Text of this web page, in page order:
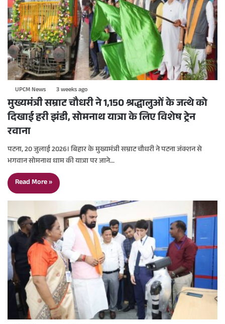
UPCM News 3 weeks ago
मुख्यमंत्री सम्राट चौधरी ने 1,150 श्रद्धालुओं के जत्थे को
दिखाई हरी झंडी, सोमनाथ यात्रा के लिए विशेष ट्रेन
रवाना
पटना, 20 जुलाई 2026। बिहार के मुख्यमंत्री सम्राट चौधरी ने पटना जंक्शन से
भगवान सोमनाथ धाम की यात्रा पर जाने…
Read More »